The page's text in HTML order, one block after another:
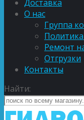
Доставка
О нас
Группа
Ремонт
Отгрузки
Контакты
Найти: